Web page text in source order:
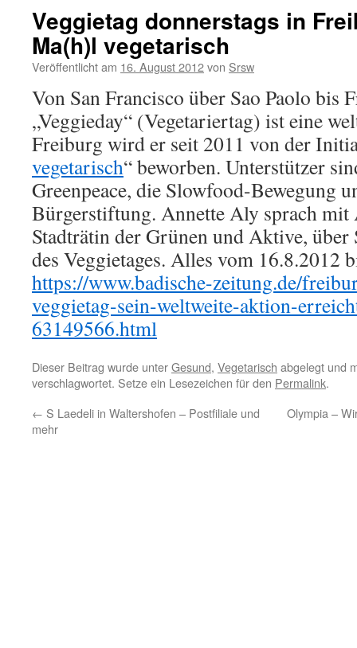
Veggietag donnerstags in
Ma(h)l vegetarisch
Veröffentlicht am 16. August 2012von Srsw
Von San Francisco über Sao Paolo bis
„Veggieday“ (Vegetariertag) ist eine
Freiburg wird er seit 2011 von der
vegetarisch“ beworben. Unterstützer
Greenpeace, die Slowfood-Bewegung
Bürgerstiftung. Annette Aly sprach mit
Stadträtin der Grünen und Aktive,
des Veggietages. Alles vom 16.8.2012
https://www.badische-zeitung.de/
veggietag-sein-weltweite-aktion-
63149566.html
Dieser Beitrag wurde unterGesund, Vegetarisch abgelegt und
verschlagwortet. Setze ein Lesezeichen für den Permalink.
← S Laedeli in Waltershofen – Postfiliale und
mehr
Olympia –